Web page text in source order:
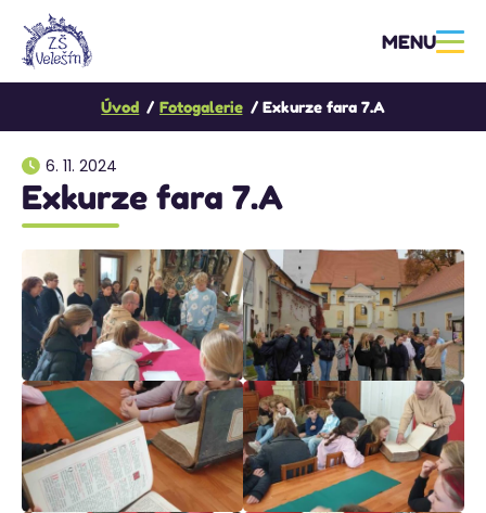
MENU
Úvod Fotogalerie Exkurze fara 7.A
6. 11. 2024
Exkurze fara 7.A